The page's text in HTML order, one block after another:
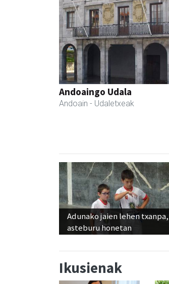
Andoaingo Udala
Andoain - Udaletxeak
Adunako jaien lehen txanpa,
asteburu honetan
Ikusienak